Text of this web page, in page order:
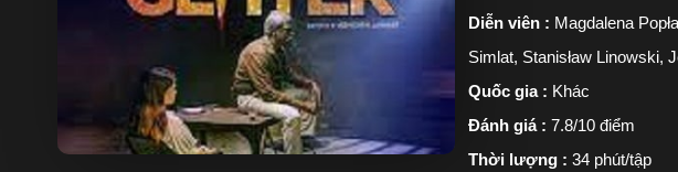
Diễn viên : Magdalena
Simlat, Stanisław Linowski,
Quốc gia : Khác
Đánh giá : 7.8/10 điểm
Thời lượng : 34 phút/tập